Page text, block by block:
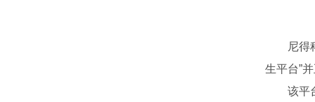
尼得科
生平台”
该平台